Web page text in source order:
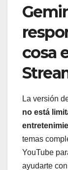
cosa
La versión
no está
temas
YouTube
ayudarte